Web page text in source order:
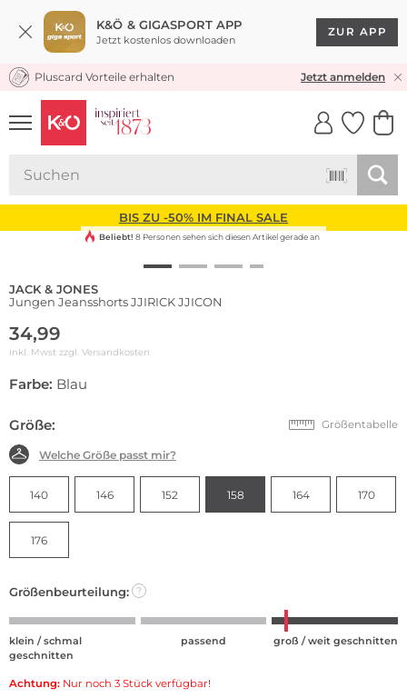
K&Ö & GIGASPORT APP
Jetzt kostenlos downloaden
ZUR APP
KOSTENLOSER VERSAND* & RÜCKVERSAND
Pluscard Vorteile erhalten Jetzt anmelden
UNSERE APP
CLICK &
BIS ZU -50% IM FINAL SALE
Beliebt! 8 Personen sehen sich diesen Artikel gerade an
JACK & JONES
Jungen Jeansshorts JJIRICK JJICON
34,99
inkl. Mwst zzgl. Versandkosten
Farbe: Blau
Größe: Größentabelle
Welche Größe passt mir?
140 146 152 158 164 170
176
Größenbeurteilung: ?
klein / schmal
geschnitten
passend groß / weit geschnitten
Achtung: Nur noch 3 Stück verfügbar!